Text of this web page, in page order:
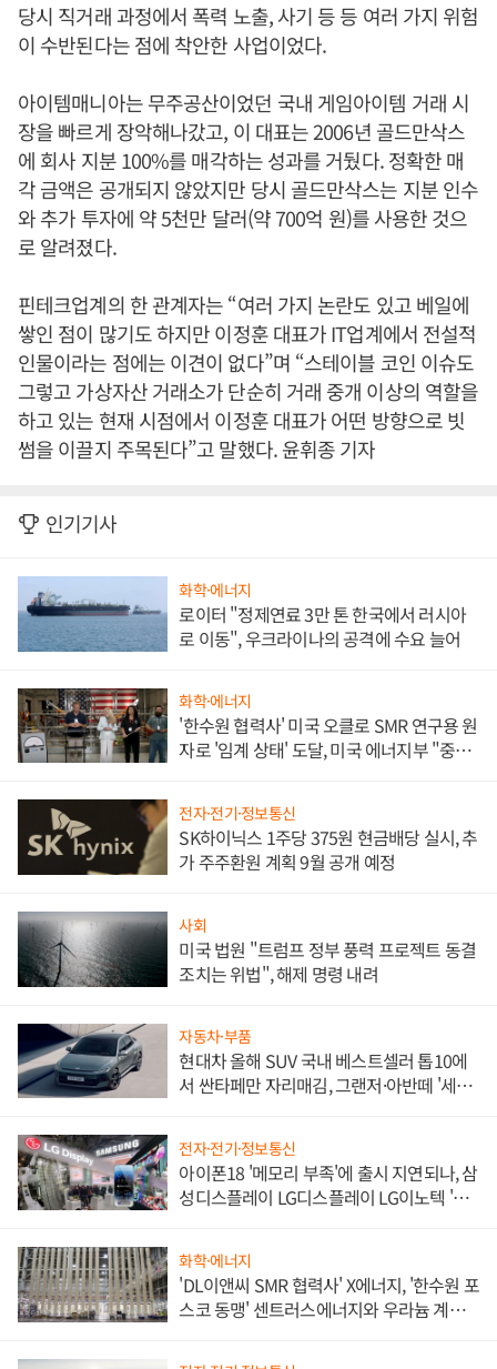
당시 직거래 과정에서 폭력 노출, 사기 등 등 여러 가지 위험
이 수반된다는 점에 착안한 사업이었다.​
아이템매니아는 무주공산이었던 국내 게임아이템 거래 시
장을 빠르게 장악해나갔고, 이 대표는 2006년 골드만삭스
에 회사 지분 100%를 매각하는 성과를 거뒀다. 정확한 매
각 금액은 공개되지 않았지만 당시 골드만삭스는 지분 인수
와 추가 투자에 약 5천만 달러(약 700억 원)를 사용한 것으
로 알려졌다.
핀테크업계의 한 관계자는 “여러 가지 논란도 있고 베일에
쌓인 점이 많기도 하지만 이정훈 대표가 IT업계에서 전설적
인물이라는 점에는 이견이 없다”며 “스테이블 코인 이슈도
그렇고 가상자산 거래소가 단순히 거래 중개 이상의 역할을
하고 있는 현재 시점에서 이정훈 대표가 어떤 방향으로 빗
썸을 이끌지 주목된다”고 말했다. 윤휘종 기자
인기기사
화학·에너지
로이터 "정제연료 3만 톤 한국에서 러시아
로 이동", 우크라이나의 공격에 수요 늘어
화학·에너지
'한수원 협력사' 미국 오클로 SMR 연구용 원
자로 '임계 상태' 도달, 미국 에너지부 "중요
전자·전기·정보통신
SK하이닉스 1주당 375원 현금배당 실시, 추
가 주주환원 계획 9월 공개 예정
사회
미국 법원 "트럼프 정부 풍력 프로젝트 동결
조치는 위법", 해제 명령 내려
자동차·부품
현대차 올해 SUV 국내 베스트셀러 톱10에
서 싼타페만 자리매김, 그랜저·아반떼 '세단
전자·전기·정보통신
아이폰18 '메모리 부족'에 출시 지연되나, 삼
성디스플레이 LG디스플레이 LG이노텍 '탈
화학·에너지
'DL이앤씨 SMR 협력사' X에너지, '한수원 포
스코 동맹' 센트러스에너지와 우라늄 계약